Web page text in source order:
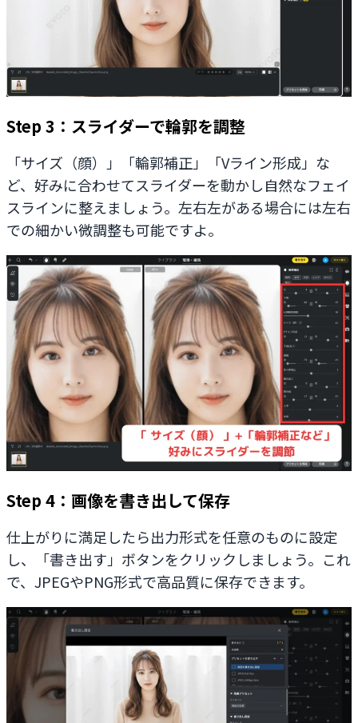
Step 3：スライダーで輪郭を調整
「サイズ（顔）」「輪郭補正」「Vライン形成」な
ど、好みに合わせてスライダーを動かし自然なフェイ
スラインに整えましょう。左右左がある場合には左右
での細かい微調整も可能ですよ。
Step 4：画像を書き出して保存
仕上がりに満足したら出力形式を任意のものに設定
し、「書き出す」ボタンをクリックしましょう。これ
で、JPEGやPNG形式で高品質に保存できます。